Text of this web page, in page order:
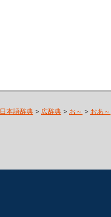
日本語辞典 > 広辞典 > お～ > おあ～